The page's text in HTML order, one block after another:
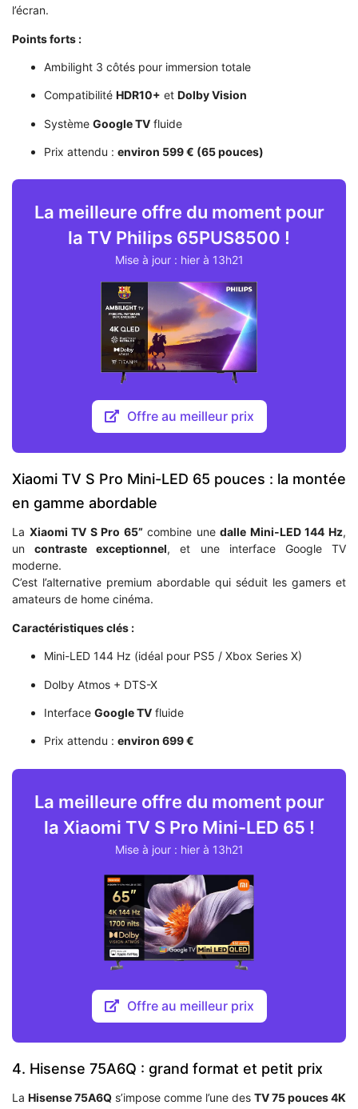
l’écran.
Points forts :
Ambilight 3 côtés pour immersion totale
Compatibilité HDR10+ et Dolby Vision
Système Google TV fluide
Prix attendu : environ 599 € (65 pouces)
La meilleure offre du moment pour
la TV Philips 65PUS8500 !
Mise à jour : hier à 13h21
Offre au meilleur prix
Xiaomi TV S Pro Mini-LED 65 pouces : la montée
en gamme abordable
La Xiaomi TV S Pro 65”combine unedalle Mini-LED 144 Hz,
uncontraste exceptionnel, et une interface Google TV
moderne.
C’est l’alternative premium abordable qui séduit les gamers et
amateurs de home cinéma.
Caractéristiques clés :
Mini-LED 144 Hz (idéal pour PS5 / Xbox Series X)
Dolby Atmos + DTS-X
Interface Google TV fluide
Prix attendu : environ 699 €
La meilleure offre du moment pour
la Xiaomi TV S Pro Mini-LED 65 !
Mise à jour : hier à 13h21
Offre au meilleur prix
4. Hisense 75A6Q : grand format et petit prix
La Hisense 75A6Q s’impose comme l’une des TV 75 pouces 4K